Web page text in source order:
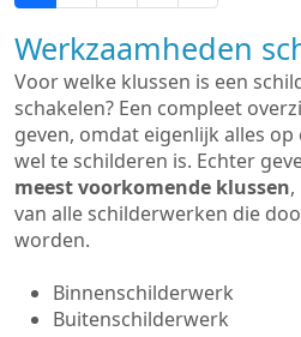
Werkzaamheden
Voor welke klussen is een
schakelen? Een compleet
geven, omdat eigenlijk alles
wel te schilderen is. Echter
meest voorkomende klussen
van alle schilderwerken die
worden.
Binnenschilderwerk
Buitenschilderwerk